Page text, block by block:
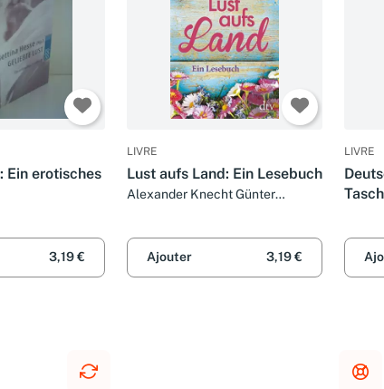
Ein erotisches
3,19 €
LIVRE
Lust aufs Land: Ein Lesebuch
Alexander Knecht Günter
Ajouter 3,19 €
LIVRE